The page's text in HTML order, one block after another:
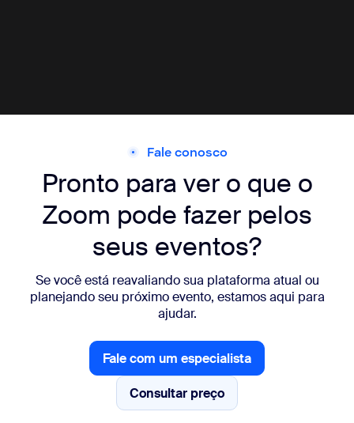
Fale conosco
Pronto para ver o que o
Zoom pode fazer pelos
seus eventos?
Se você está reavaliando sua plataforma atual ou
planejando seu próximo evento, estamos aqui para
ajudar.
Fale com um especialista
Fale com um especialista
Consultar preço
Consultar preço